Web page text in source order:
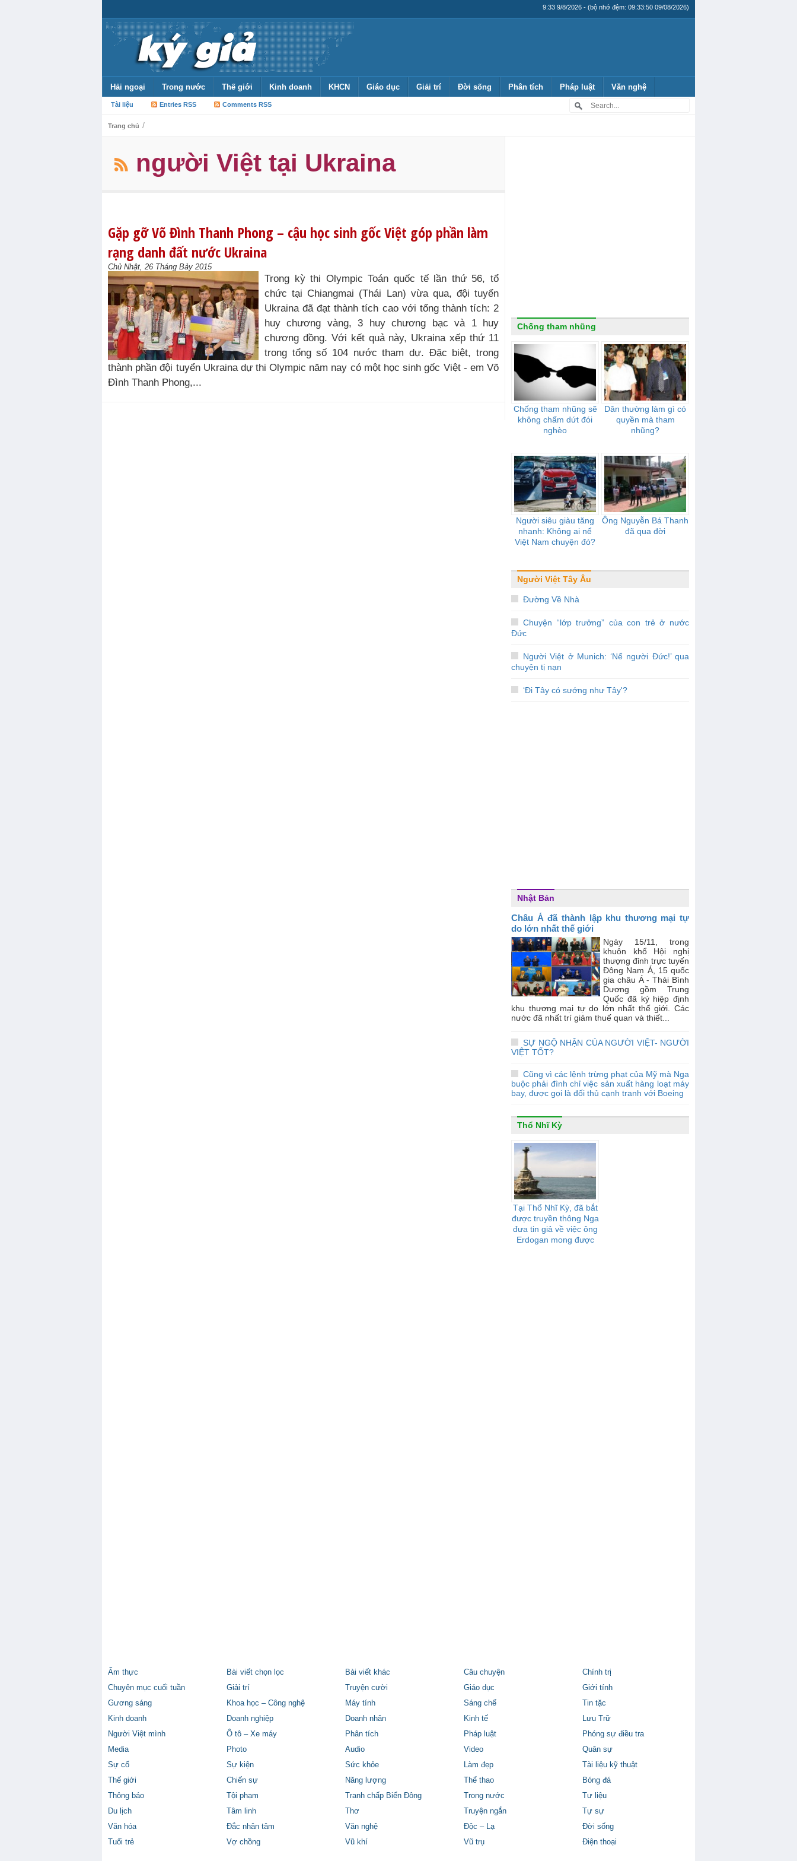
9:33 9/8/2026 - (bộ nhớ đệm: 09:33:50 09/08/2026)
Hải ngoại Trong nước Thế giới Kinh doanh KHCN Giáo dục Giải trí Đời sống Phân tích Pháp luật Văn nghệ
Tài liệu Entries RSS Comments RSS
Trang chủ /
người Việt tại Ukraina
Gặp gỡ Võ Đình Thanh Phong – cậu học sinh gốc Việt góp phần làm
rạng danh đất nước Ukraina
Chủ Nhật, 26 Tháng Bảy 2015
Trong kỳ thi Olympic Toán quốc tế lần thứ 56, tổ
chức tại Chiangmai (Thái Lan) vừa qua, đội tuyển
Ukraina đã đạt thành tích cao với tổng thành tích: 2
huy chương vàng, 3 huy chương bạc và 1 huy
chương đồng. Với kết quả này, Ukraina xếp thứ 11
trong tổng số 104 nước tham dự. Đặc biệt, trong
thành phần đội tuyển Ukraina dự thi Olympic năm nay có một học sinh gốc Việt - em Võ
Đình Thanh Phong,...
Chống tham nhũng
Chống tham nhũng sẽ
không chấm dứt đói
nghèo
Dân thường làm gì có
quyền mà tham
nhũng?
Người siêu giàu tăng
nhanh: Không ai nể
Việt Nam chuyện đó?
Ông Nguyễn Bá Thanh
đã qua đời
Người Việt Tây Âu
Đường Về Nhà
Chuyện “lớp trưởng” của con trẻ ở nước
Đức
Người Việt ở Munich: ‘Nể người Đức!’ qua
chuyện tị nạn
‘Đi Tây có sướng như Tây'?
Nhật Bản
Châu Á đã thành lập khu thương mại tự
do lớn nhất thế giới
Ngày 15/11, trong
khuôn khổ Hội nghị
thượng đỉnh trực tuyến
Đông Nam Á, 15 quốc
gia châu Á - Thái Bình
Dương gồm Trung
Quốc đã ký hiệp định
khu thương mại tự do lớn nhất thế giới. Các
nước đã nhất trí giảm thuế quan và thiết...
SỰ NGỘ NHẬN CỦA NGƯỜI VIỆT- NGƯỜI
VIỆT TỐT?
Cũng vì các lệnh trừng phạt của Mỹ mà Nga
buộc phải đình chỉ việc sản xuất hàng loạt máy
bay, được gọi là đối thủ cạnh tranh với Boeing
Thổ Nhĩ Kỳ
Tại Thổ Nhĩ Kỳ, đã bắt
được truyền thông Nga
đưa tin giả về việc ông
Erdogan mong được
Ẩm thực Bài viết chọn lọc Bài viết khác Câu chuyện
Chính trị
Chuyên mục cuối tuần
Giải trí Truyện cười Giáo dục
Giới tính
Gương sáng
Khoa học – Công nghệ Máy tính Sáng chế
Tin tặc
Kinh doanh
Doanh nghiệp Doanh nhân Kinh tế
Lưu Trữ
Người Việt mình
Ô tô – Xe máy Phân tích Pháp luật
Phóng sự điều tra
Media
Photo Audio Video
Quân sự
Sự cố
Sự kiện Sức khỏe Làm đẹp
Tài liệu kỹ thuật
Thế giới
Chiến sự Năng lượng Thể thao
Bóng đá
Thông báo
Tội phạm Tranh chấp Biển Đông Trong nước
Tư liệu
Du lịch
Tâm linh Thơ Truyện ngắn
Tự sự
Văn hóa
Đắc nhân tâm Văn nghệ Độc – Lạ
Đời sống
Tuổi trẻ
Vợ chồng Vũ khí Vũ trụ Điện thoại